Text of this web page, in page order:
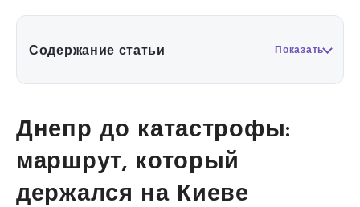
Содержание статьи Показать
Днепр до катастрофы:
маршрут, который
держался на Киеве